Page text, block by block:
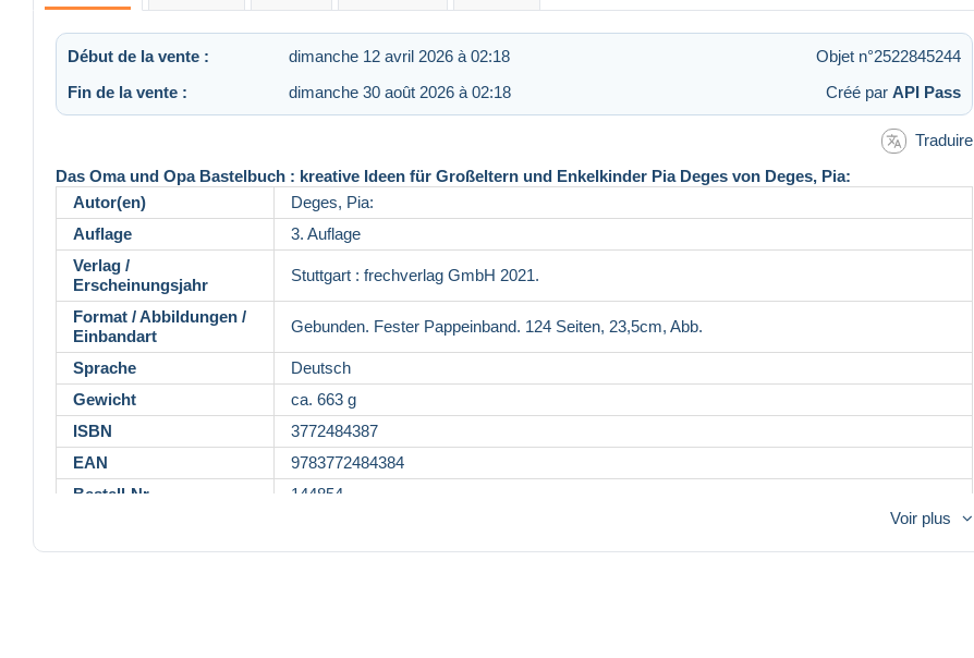
Début de la vente : dimanche 12 avril 2026 à 02:18
Objet n°2522845244
Fin de la vente :
dimanche 30 août 2026 à 02:18 Créé par API Pass
Traduire
Das Oma und Opa Bastelbuch : kreative Ideen für Großeltern und Enkelkinder Pia Deges von Deges, Pia:
Autor(en)
Deges, Pia:
Auflage
3. Auflage
Verlag /
Erscheinungsjahr
Stuttgart : frechverlag GmbH 2021.
Format / Abbildungen /
Einbandart
Gebunden. Fester Pappeinband. 124 Seiten, 23,5cm, Abb.
Sprache
Deutsch
Gewicht
ca. 663 g
ISBN
3772484387
EAN
9783772484384
Bestell-Nr.
144854
Schlagworte
640 Hauswirtschaft und Familienleben
Voir plus